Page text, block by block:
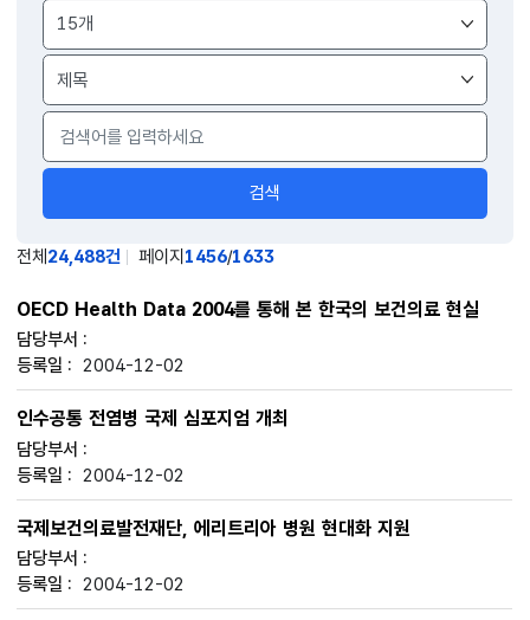
검색
전체 24,488건 페이지 1456/1633
OECD Health Data 2004를 통해 본 한국의 보건의료 현실
2004-12-02
인수공통 전염병 국제 심포지엄 개최
2004-12-02
국제보건의료발전재단, 에리트리아 병원 현대화 지원
2004-12-02